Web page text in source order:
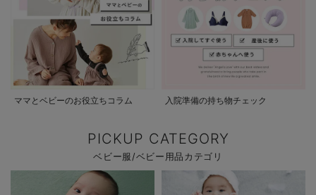
ママとベビーのお役立ちコラム 入院準備の持ち物チェック
PICKUP CATEGORY
ベビー服/ベビー用品カテゴリ